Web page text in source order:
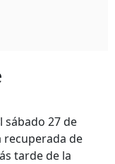
27 de
de
tarde de la